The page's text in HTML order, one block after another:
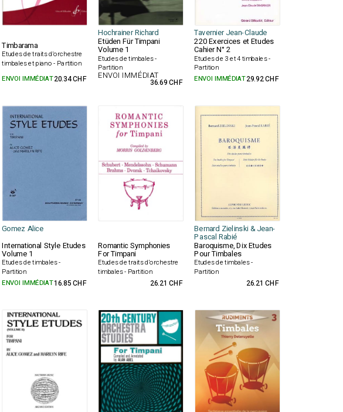
Hochrainer Richard
Tavernier Jean-Claude
Timbarama
Etudes de traits d'orchestre
timbales et piano - Partition
Etüden Für Timpani
Volume 1
Etudes de timbales -
Partition
220 Exercices et Etudes
Cahier N° 2
Etudes de 3 et 4 timbales -
Partition
ENVOI IMMÉDIAT20.34 CHF ENVOI IMMÉDIAT
36.69 CHF ENVOI IMMÉDIAT29.92 CHF
Gomez Alice Bernard Zielinski & Jean-
Pascal Rabié
International Style Etudes
Volume 1
Etudes de timbales -
Partition
Romantic Symphonies
For Timpani
Etudes de traits d'orchestre
timbales - Partition
Baroquisme, Dix Etudes
Pour Timbales
Etudes de timbales -
Partition
ENVOI IMMÉDIAT16.85 CHF 26.21 CHF 26.21 CHF